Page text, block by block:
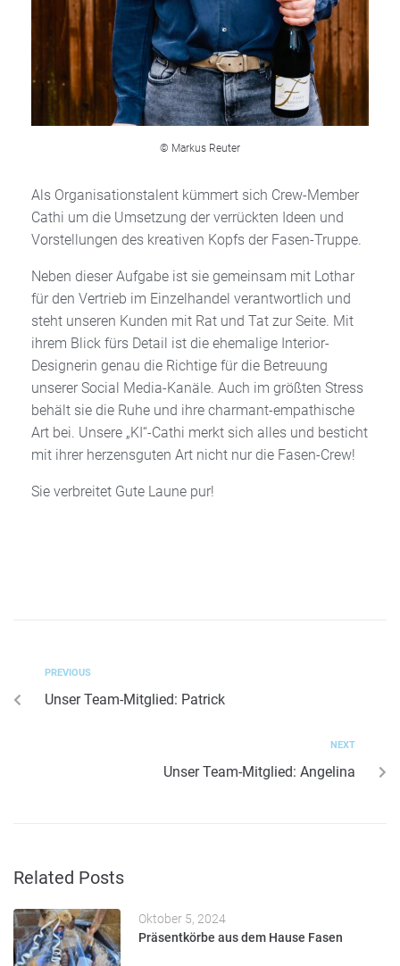
© Markus Reuter
Als Organisationstalent kümmert sich Crew-Member
Cathi um die Umsetzung der verrückten Ideen und
Vorstellungen des kreativen Kopfs der Fasen-Truppe.
Neben dieser Aufgabe ist sie gemeinsam mit Lothar
für den Vertrieb im Einzelhandel verantwortlich und
steht unseren Kunden mit Rat und Tat zur Seite. Mit
ihrem Blick fürs Detail ist die ehemalige Interior-
Designerin genau die Richtige für die Betreuung
unserer Social Media-Kanäle. Auch im größten Stress
behält sie die Ruhe und ihre charmant-empathische
Art bei. Unsere „KI“-Cathi merkt sich alles und besticht
mit ihrer herzensguten Art nicht nur die Fasen-Crew!
Sie verbreitet Gute Laune pur!
PREVIOUS
Unser Team-Mitglied: Patrick
NEXT
Unser Team-Mitglied: Angelina
Related Posts
Oktober 5, 2024
Präsentkörbe aus dem Hause Fasen